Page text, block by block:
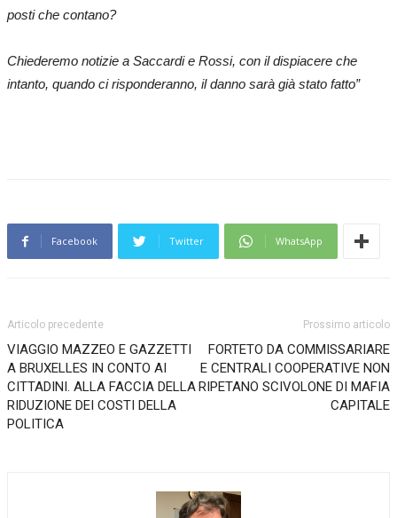
posti che contano?
Chiederemo notizie a Saccardi e Rossi, con il dispiacere che
intanto, quando ci risponderanno, il danno sarà già stato fatto”
Facebook Twitter WhatsApp
Articolo precedente
VIAGGIO MAZZEO E GAZZETTI
A BRUXELLES IN CONTO AI
CITTADINI. ALLA FACCIA DELLA
RIDUZIONE DEI COSTI DELLA
POLITICA
Prossimo articolo
FORTETO DA COMMISSARIARE
E CENTRALI COOPERATIVE NON
RIPETANO SCIVOLONE DI MAFIA
CAPITALE